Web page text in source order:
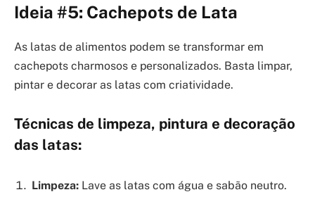
Ideia #5: Cachepots de Lata
As latas de alimentos podem se transformar em
cachepots charmosos e personalizados. Basta limpar,
pintar e decorar as latas com criatividade.
Técnicas de limpeza, pintura e decoração
das latas:
Limpeza: Lave as latas com água e sabão neutro.